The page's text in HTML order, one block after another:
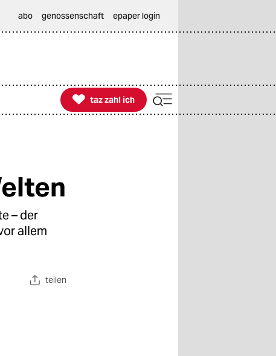
abo genossenschaft epaper login

taz zahl ich
taz zahl ich
– der
allem
teilen